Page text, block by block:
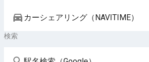
カーシェアリング（NAVITIME）
検索